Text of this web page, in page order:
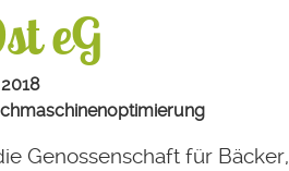
eG
Genossenschaft für Bäcker,